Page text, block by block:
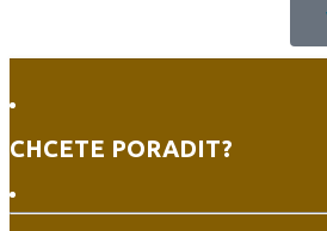
CHCETE PORADIT?